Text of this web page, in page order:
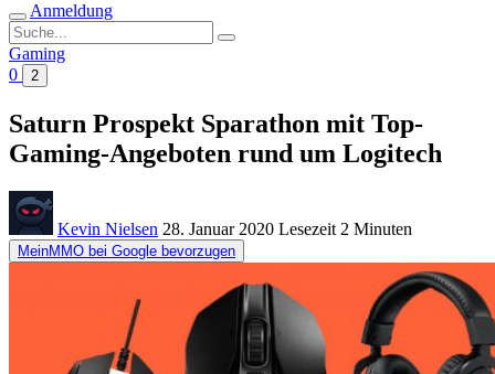
Anmeldung
Suche
nach:
Gaming
0
2
Saturn Prospekt Sparathon mit Top-
Gaming-Angeboten rund um Logitech
Kevin Nielsen 28. Januar 2020 Lesezeit 2 Minuten
MeinMMO bei Google bevorzugen